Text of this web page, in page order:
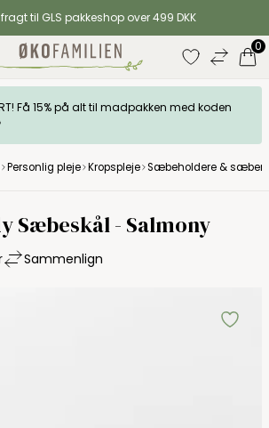
til GLS pakkeshop over 499 DKK
0
Få 15% på alt til madpakken med koden
Personlig pleje Kropspleje Sæbeholdere &
Sæbeskål - Salmony
Sammenlign